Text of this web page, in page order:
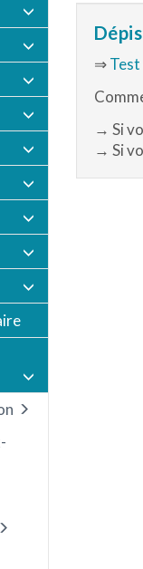
⇒
→ Si
→ Si